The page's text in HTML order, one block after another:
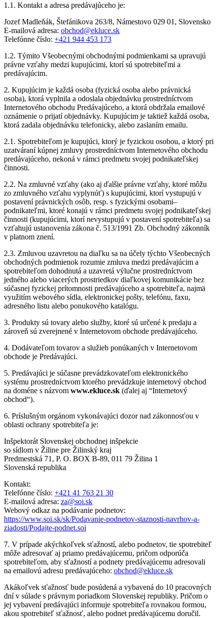
1.1. Kontakt a adresa predávajúceho je:
Jozef Madleňák, Štefánikova 263/8, Námestovo 029 01, Slovensko
E-mailová adresa: obchod@ekluce.sk
Telefónne číslo: +421 944 453 173
1.2. Týmito Všeobecnými obchodnými podmienkami sa upravujú
právne vzťahy medzi kupujúcimi, ktorí sú spotrebiteľmi a
predávajúcim.
2. Kupujúcim je každá osoba (fyzická osoba alebo právnická
osoba), ktorá vyplnila a odoslala objednávku prostredníctvom
Internetového obchodu Predávajúceho, a ktorá obdržala emailové
oznámenie o prijatí objednávky. Kupujúcim je taktiež každá osoba,
ktorá zadala objednávku telefonicky, alebo zaslaním emailu.
2.1. Spotrebiteľom je kupujúci, ktorý je fyzickou osobou, a ktorý pri
uzatváraní kúpnej zmluvy prostredníctvom Internetového obchodu
predávajúceho, nekoná v rámci predmetu svojej podnikateľskej
činnosti.
2.2. Na zmluvné vzťahy (ako aj ďalšie právne vzťahy, ktoré môžu
zo zmluvného vzťahu vyplynúť) s kupujúcimi, ktorí vystupujú v
postavení právnických osôb, resp. s fyzickými osobami–
podnikateľmi, ktoré konajú v rámci predmetu svojej podnikateľskej
činnosti (kupujúcimi, ktorí nevystupujú v postavení spotrebiteľa) sa
vzťahujú ustanovenia zákona č. 513/1991 Zb. Obchodný zákonník
v platnom znení.
2.3. Zmluvou uzavretou na diaľku sa na účely týchto Všeobecných
obchodných podmienok rozumie zmluva medzi predávajúcim a
spotrebiteľom dohodnutá a uzavretá výlučne prostredníctvom
jedného alebo viacerých prostriedkov diaľkovej komunikácie bez
súčasnej fyzickej prítomnosti predávajúceho a spotrebiteľa, najmä
využitím webového sídla, elektronickej pošty, telefónu, faxu,
adresného listu alebo ponukového katalógu.
3. Produkty sú tovary alebo služby, ktoré sú určené k predaju a
zároveň sú zverejnené v Internetovom obchode predávajúceho.
4. Dodávateľom tovarov a služieb ponúkaných v Internetovom
obchode je Predávajúci.
5. Predávajúci je súčasne prevádzkovateľom elektronického
systému prostredníctvom ktorého prevádzkuje internetový obchod
na doméne s názvom www.ekluce.sk (ďalej aj “Internetový
obchod“).
6. Príslušným orgánom vykonávajúci dozor nad zákonnosťou v
oblasti ochrany spotrebiteľa je:
Inšpektorát Slovenskej obchodnej inšpekcie
so sídlom v Žiline pre Žilinský kraj
Predmestská 71, P. O. BOX B-89, 011 79 Žilina 1
Slovenská republika
Kontakt:
Telefónne číslo: +421 41 763 21 30
E-mailová adresa: za@soi.sk
Webový odkaz na podávanie podnetov:
https://www.soi.sk/sk/Podavanie-podnetov-staznosti-navrhov-a-
ziadosti/Podajte-podnet.soi
7. V prípade akýchkoľvek sťažností, alebo podnetov, tie spotrebiteľ
môže adresovať aj priamo predávajúcemu, pričom odporúča
spotrebiteľom, aby sťažností a podnety predávajúcemu adresovali
na emailovú adresu predávajúceho: obchod@ekluce.sk
Akákoľvek sťažnosť bude posúdená a vybavená do 10 pracovných
dní v súlade s právnym poriadkom Slovenskej republiky. Pričom o
jej vybavení predávajúci informuje spotrebiteľa rovnakou formou,
akou spotrebiteľ sťažnosť, alebo podnet predávajúcemu doručil.